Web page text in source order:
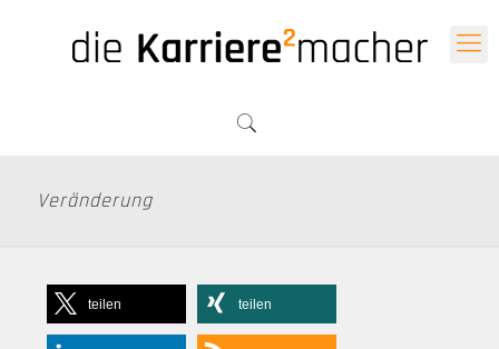
Veränderung
teilen teilen